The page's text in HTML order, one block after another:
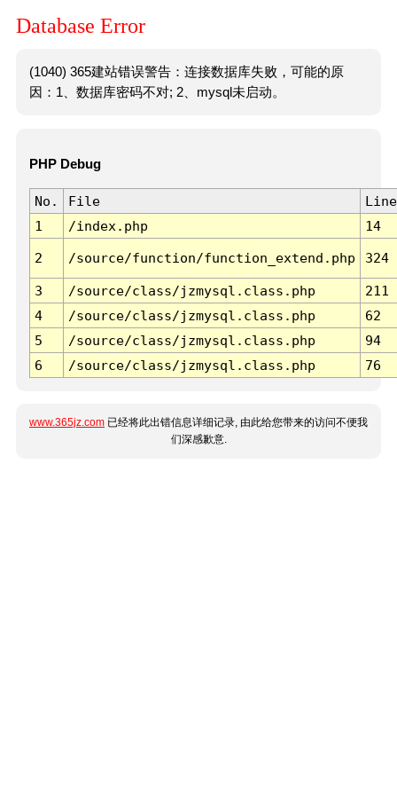
Database Error
(1040) 365建站错误警告：连接数据库失败，可能的原
因：1、数据库密码不对; 2、mysql未启动。
PHP Debug
No. File
Line
1
/index.php 14
2 /source/function/function_extend.php 324
3 /source/class/jzmysql.class.php
211
4
/source/class/jzmysql.class.php
62
5
/source/class/jzmysql.class.php
94
6
/source/class/jzmysql.class.php 76
www.365jz.com 已经将此出错信息详细记录, 由此给您带来的访问不便我
们深感歉意.